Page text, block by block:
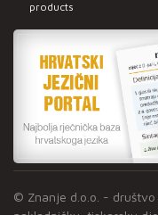
products
© Znanje d.o.o. -